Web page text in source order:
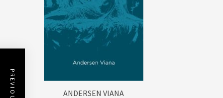
ANDERSEN VIANA